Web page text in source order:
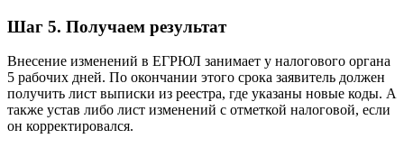
Шаг 5. Получаем результат
Внесение изменений в ЕГРЮЛ занимает у налогового органа
5 рабочих дней. По окончании этого срока заявитель должен
получить лист выписки из реестра, где указаны новые коды. А
также устав либо лист изменений с отметкой налоговой, если
он корректировался.